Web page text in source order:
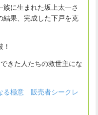
に生まれた坂上太一さ
結果、完成した下戸を克
きた人たちの救世主にな
る極意 販売者シークレ